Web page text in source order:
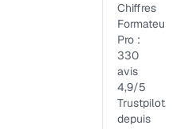
Chiffres
Formateur
Pro :
330
avis
4,9/5
Trustpilot,
depuis